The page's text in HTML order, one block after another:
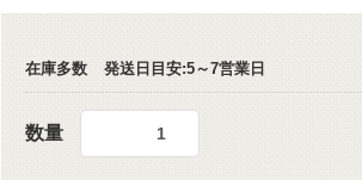
在庫多数 発送日目安:5～7営業日
数量